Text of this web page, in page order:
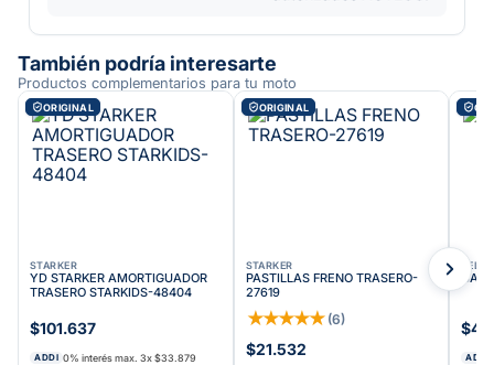
También podría interesarte
Productos complementarios para tu moto
ORIGINAL
STARKER
YD STARKER AMORTIGUADOR
TRASERO STARKIDS-48404
$101.637
ADDI 0% interés max. 3x$33.879
ORIGINAL
STARKER
PASTILLAS FRENO TRASERO-
27619
★★★★★ (6)
$21.532 ADDI